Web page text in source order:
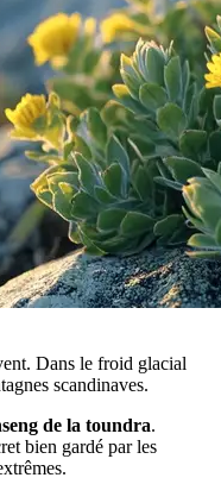
Dans le froid glacial
scandinaves.
de la toundra.
bien gardé par les